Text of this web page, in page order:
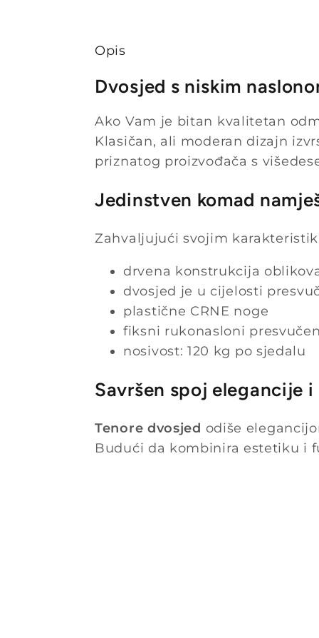
Opis
Dvosjed s niskim
Ako Vam je bitan kvalitetan
Klasičan, ali moderan dizajn
priznatog proizvođača s
Jedinstven komad
Zahvaljujući svojim
drvena konstrukcija
dvosjed je u cijelosti
plastične CRNE noge
fiksni rukonasloni
nosivost: 120 kg po sjedalu
Savršen spoj elegancije
Tenore dvosjed odiše
Budući da kombinira estetiku i